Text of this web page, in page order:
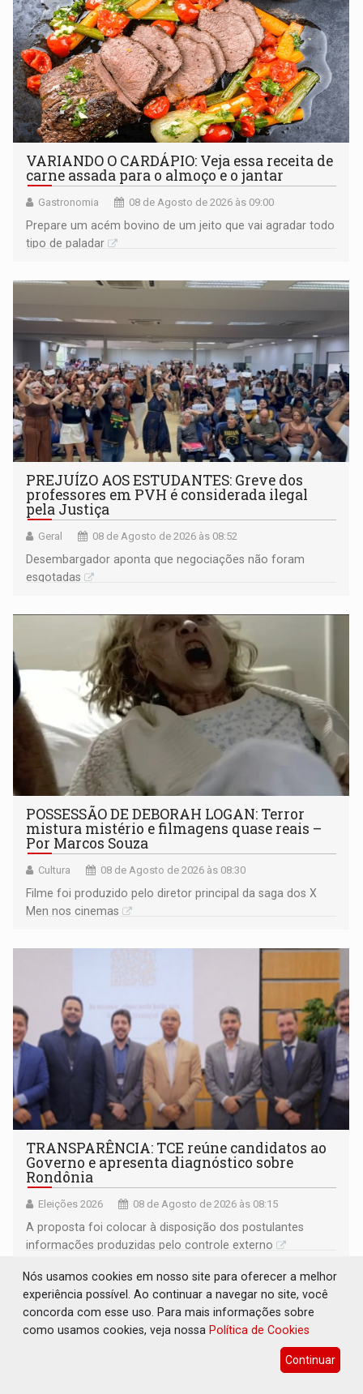
VARIANDO O CARDÁPIO: Veja essa receita de
carne assada para o almoço e o jantar
Gastronomia 08 de Agosto de 2026 às 09:00
Prepare um acém bovino de um jeito que vai agradar todo
tipo de paladar
PREJUÍZO AOS ESTUDANTES: Greve dos
professores em PVH é considerada ilegal
pela Justiça
Geral 08 de Agosto de 2026 às 08:52
Desembargador aponta que negociações não foram
esgotadas
POSSESSÃO DE DEBORAH LOGAN: Terror
mistura mistério e filmagens quase reais –
Por Marcos Souza
Cultura 08 de Agosto de 2026 às 08:30
Filme foi produzido pelo diretor principal da saga dos X
Men nos cinemas
TRANSPARÊNCIA: TCE reúne candidatos ao
Governo e apresenta diagnóstico sobre
Rondônia
Eleições 2026 08 de Agosto de 2026 às 08:15
A proposta foi colocar à disposição dos postulantes
informações produzidas pelo controle externo
Nós usamos cookies em nosso site para oferecer a melhor
experiência possível. Ao continuar a navegar no site, você
concorda com esse uso. Para mais informações sobre
como usamos cookies, veja nossa Política de Cookies
Continuar